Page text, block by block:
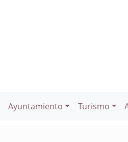
Ayuntamiento Turismo